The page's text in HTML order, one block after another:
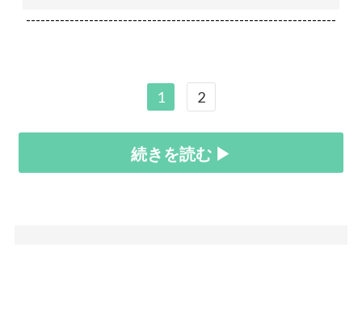
----------------------------------------------------------------
1 2
続きを読む ▶